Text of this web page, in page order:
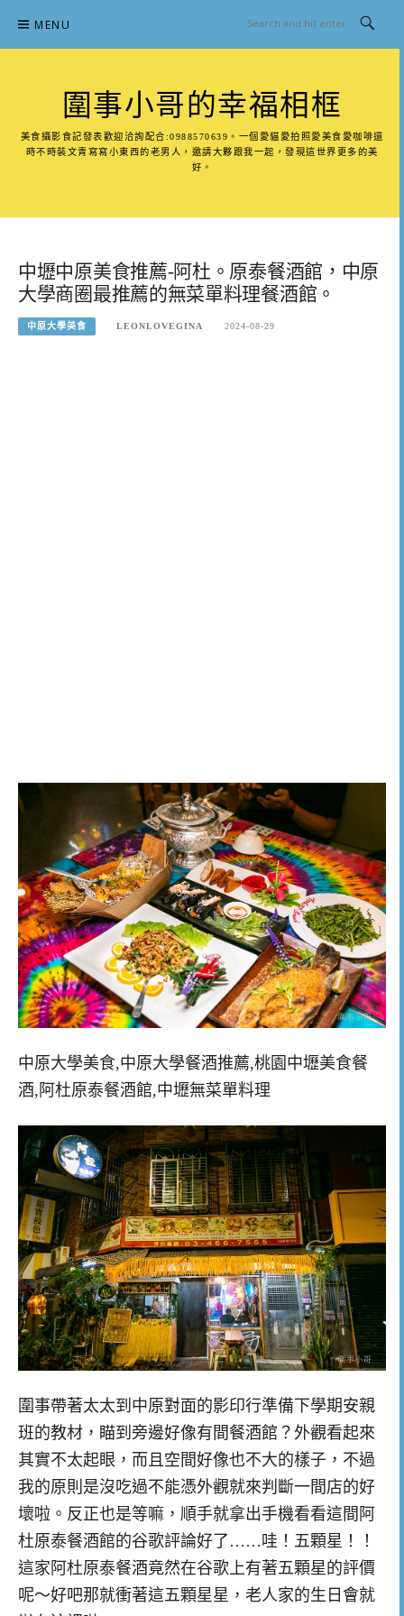
content
MENU
圍事小哥的幸福相框
美食攝影食記發表歡迎洽詢配合:0988570639。一個愛貓愛拍照愛美食愛咖啡還
時不時裝文青寫寫小東西的老男人，邀請大夥跟我一起，發現這世界更多的美
好。
中壢中原美食推薦-阿杜。原泰餐酒館，中原
大學商圈最推薦的無菜單料理餐酒館。
中原大學美食 LEONLOVEGINA 2024-08-29
中原大學美食,中原大學餐酒推薦,桃園中壢美食餐
酒,阿杜原泰餐酒館,中壢無菜單料理
圍事帶著太太到中原對面的影印行準備下學期安親
班的教材，瞄到旁邊好像有間餐酒館？外觀看起來
其實不太起眼，而且空間好像也不大的樣子，不過
我的原則是沒吃過不能憑外觀就來判斷一間店的好
壞啦。反正也是等嘛，順手就拿出手機看看這間阿
杜原泰餐酒館的谷歌評論好了……哇！五顆星！！
這家阿杜原泰餐酒竟然在谷歌上有著五顆星的評價
呢～好吧那就衝著這五顆星星，老人家的生日會就